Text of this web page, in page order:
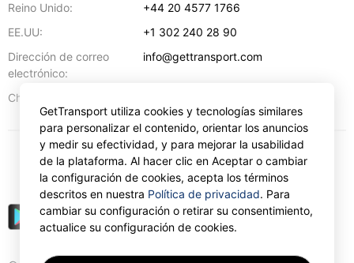
Reino Unido:
+44 20 4577 1766
EE.UU:
+1 302 240 28 90
Dirección de correo
electrónico:
info@gettransport.com
Chipre:
EUR
GetTransport utiliza cookies y tecnologías similares
para personalizar el contenido, orientar los anuncios
y medir su efectividad, y para mejorar la usabilidad
de la plataforma. Al hacer clic en Aceptar o cambiar
la configuración de cookies, acepta los términos
descritos en nuestra Política de privacidad. Para
cambiar su configuración o retirar su consentimiento,
actualice su configuración de cookies.